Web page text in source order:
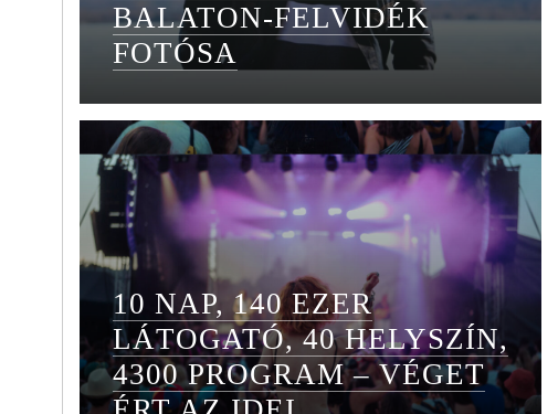
BALATON-FELVIDÉK
FOTÓSA
10 NAP, 140 EZER
LÁTOGATÓ, 40 HELYSZÍN,
4300 PROGRAM – VÉGET